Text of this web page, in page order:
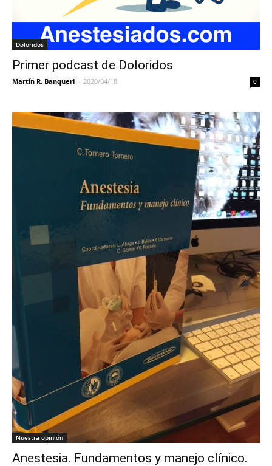
Doloridos
Primer podcast de Doloridos
Martín R. Banqueri - 2020/04/18 0
Nuestra opinión
Anestesia. Fundamentos y manejo clínico.